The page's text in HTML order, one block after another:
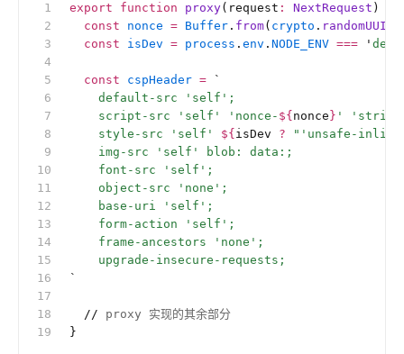
export function proxy(request : NextRequest ) {
  const
nonce = Buffer . from( crypto . randomUUID
  const
isDev = process . env . NODE_ENV === '
  const
cspHeader = `
    default-src 'self';
    script-src 'self' 'nonce-
${ nonce } ' 'strict-
    style-src 'self'
${ isDev ? "'unsafe-
    img-src 'self' blob: data:;
    font-src 'self';
    object-src 'none';
    base-uri 'self';
    form-action 'self';
    frame-ancestors 'none';
    upgrade-insecure-requests;
`
  //
proxy 实现的其余部分
}